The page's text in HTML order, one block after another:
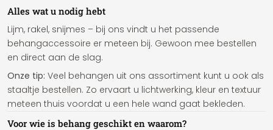
Alles wat u nodig hebt
Lijm, rakel, snijmes – bij ons vindt u het passende
behangaccessoire er meteen bij. Gewoon mee bestellen
en direct aan de slag.
Onze tip: Veel behangen uit ons assortiment kunt u ook als
staaltje bestellen. Zo ervaart u lichtwerking, kleur en textuur
meteen thuis voordat u een hele wand gaat bekleden.
Voor wie is behang geschikt en waarom?